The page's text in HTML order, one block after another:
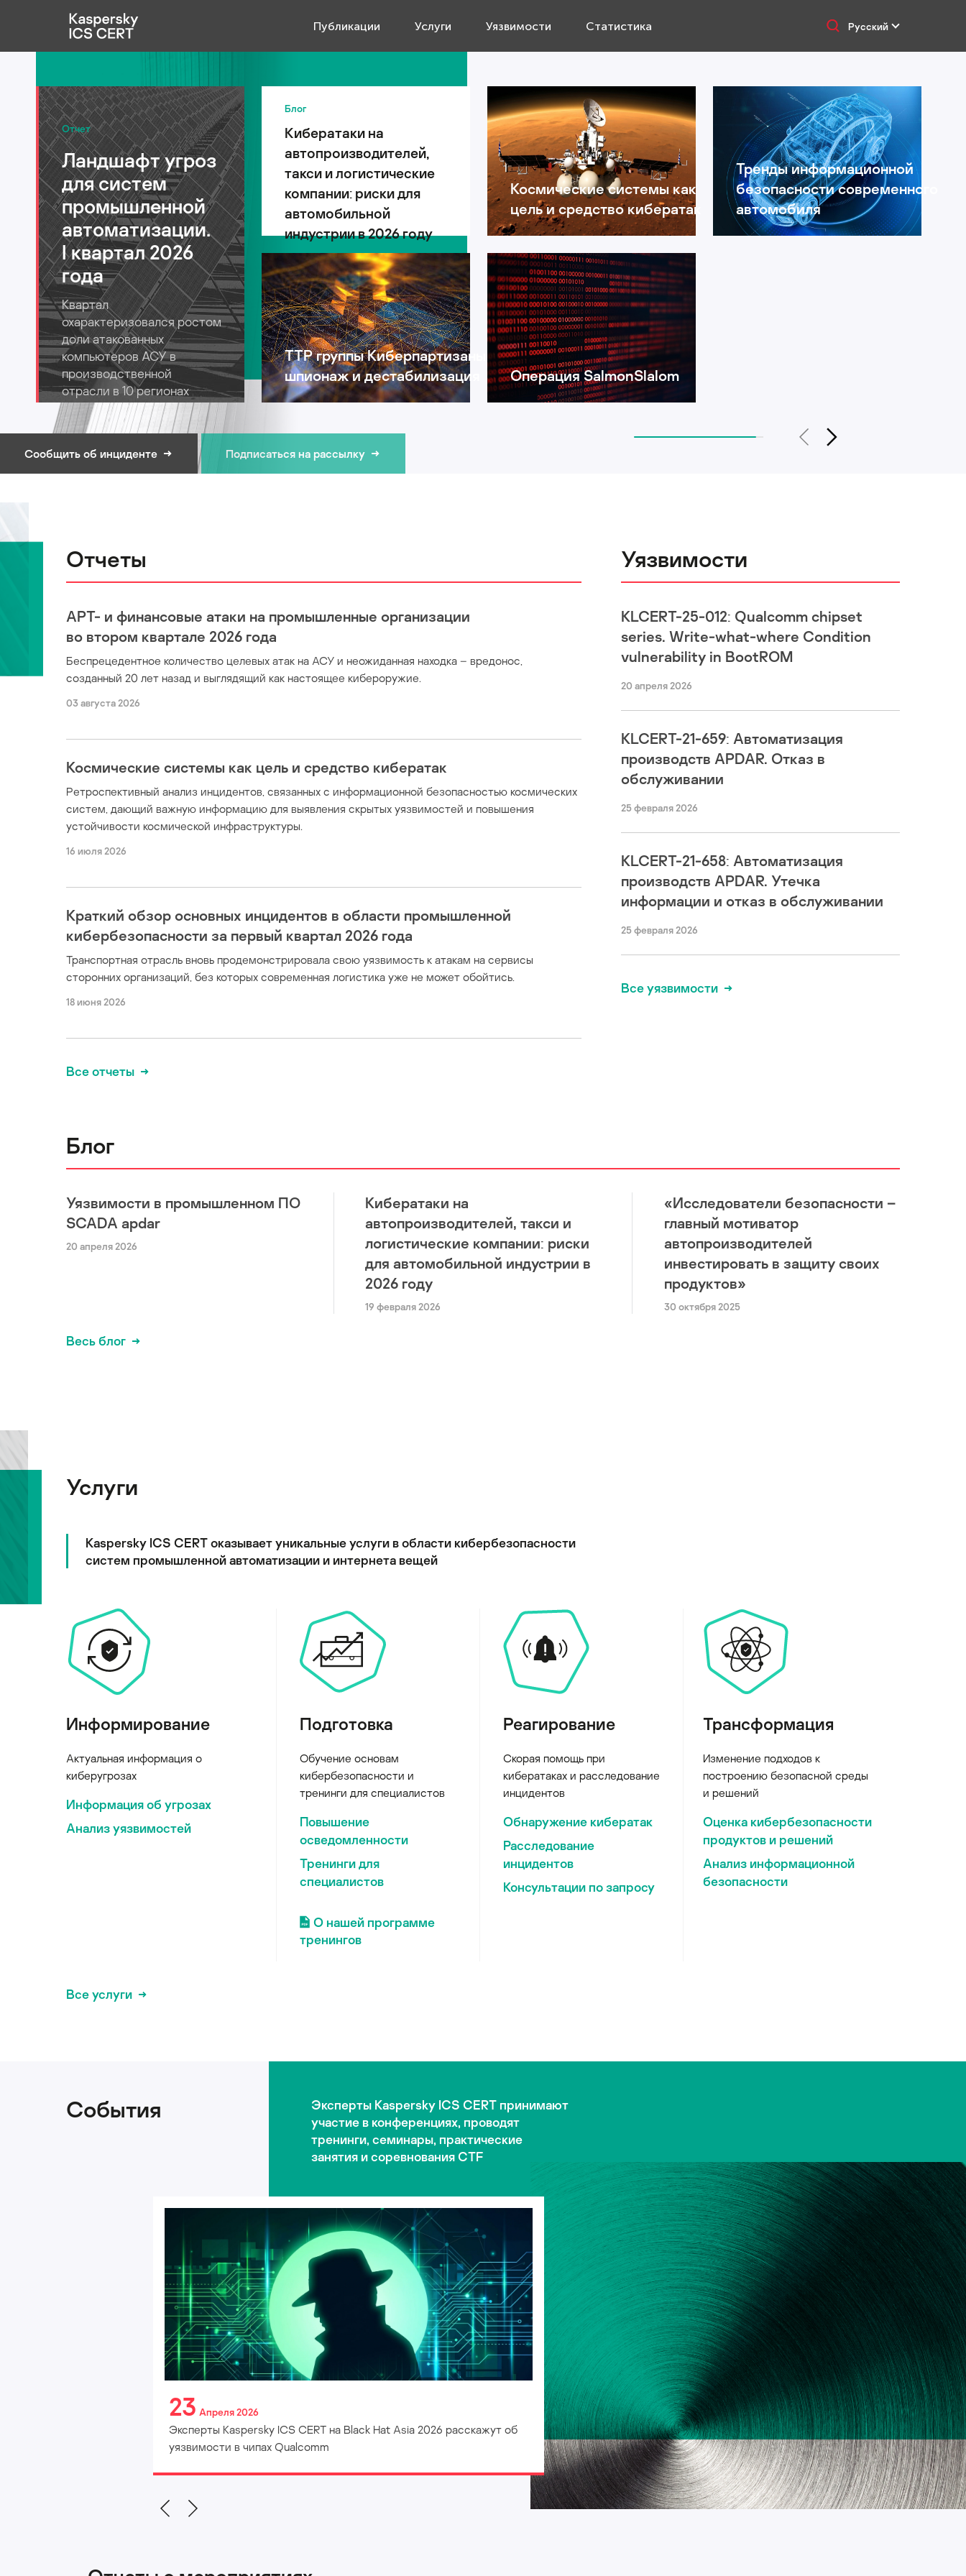
Публикации Услуги Уязвимости Статистика Русский
Услуги
Уязвимости
Статистика
Русский
Отчет
Ландшафт угроз
для систем
промышленной
автоматизации.
I квартал 2026
года
Квартал
охарактеризовался ростом
доли атакованных
компьютеров АСУ в
производственной
отрасли в 10 регионах
Блог
Кибератаки на
автопроизводителей,
такси и логистические
компании: риски для
автомобильной
индустрии в 2026 году
TTP группы Киберпартизаны:
шпионаж и дестабилизация
Космические системы как
цель и средство кибератак
Операция SalmonSlalom
Тренды информационной
безопасности современного
автомобиля
Сообщить об инциденте Подписаться на рассылку
Отчеты
APT- и финансовые атаки на промышленные организации
во втором квартале 2026 года
Беспрецедентное количество целевых атак на АСУ и неожиданная находка – вредонос,
созданный 20 лет назад и выглядящий как настоящее кибероружие.
03 августа 2026
Космические системы как цель и средство кибератак
Ретроспективный анализ инцидентов, связанных с информационной безопасностью космических
систем, дающий важную информацию для выявления скрытых уязвимостей и повышения
устойчивости космической инфраструктуры.
16 июля 2026
Краткий обзор основных инцидентов в области промышленной
кибербезопасности за первый квартал 2026 года
Транспортная отрасль вновь продемонстрировала свою уязвимость к атакам на сервисы
сторонних организаций, без которых современная логистика уже не может обойтись.
18 июня 2026
Все отчеты
Уязвимости
KLCERT-25-012: Qualcomm chipset
series. Write-what-where Condition
vulnerability in BootROM
20 апреля 2026
KLCERT-21-659: Автоматизация
производств APDAR. Отказ в
обслуживании
25 февраля 2026
KLCERT-21-658: Автоматизация
производств APDAR. Утечка
информации и отказ в обслуживании
25 февраля 2026
Все уязвимости
Блог
Уязвимости в промышленном ПО
SCADA apdar
20 апреля 2026
Кибератаки на
автопроизводителей, такси и
логистические компании: риски
для автомобильной индустрии в
2026 году
19 февраля 2026
«Исследователи безопасности –
главный мотиватор
автопроизводителей
инвестировать в защиту своих
продуктов»
30 октября 2025
Весь блог
Услуги
Kaspersky ICS CERT оказывает уникальные услуги в области кибербезопасности
систем промышленной автоматизации и интернета вещей
Информирование
Актуальная информация о
киберугрозах
Информация об угрозах
Анализ уязвимостей
Подготовка
Обучение основам
кибербезопасности и
тренинги для специалистов
Повышение
осведомленности
Тренинги для
специалистов
О нашей программе
тренингов
Реагирование
Скорая помощь при
кибератаках и расследование
инцидентов
Обнаружение кибератак
Расследование
инцидентов
Консультации по запросу
Трансформация
Изменение подходов к
построению безопасной среды
и решений
Оценка кибербезопасности
продуктов и решений
Анализ информационной
безопасности
Все услуги
События
Эксперты Kaspersky ICS CERT принимают
участие в конференциях, проводят
тренинги, семинары, практические
занятия и соревнования CTF
23 Апреля 2026
Эксперты Kaspersky ICS CERT на Black Hat Asia 2026 расскажут об
уязвимости в чипах Qualcomm